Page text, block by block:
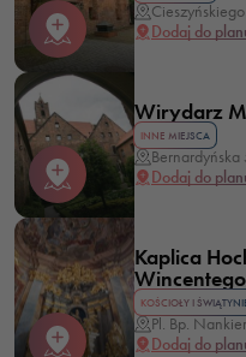
Dodaj do
Wirydarz
INNE MIEJSCA
Dodaj do
Kaplica
KOŚCIOŁY I
Pl. Bp.
Dodaj do